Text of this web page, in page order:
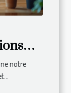
notre